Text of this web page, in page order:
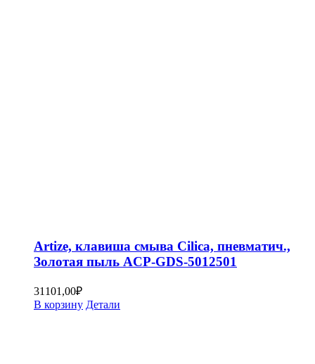
Artize, клавиша смыва Cilica, пневматич.,
Золотая пыль ACP-GDS-5012501
31101,00₽
В корзину Детали